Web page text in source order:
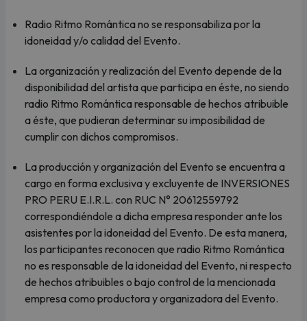
Radio Ritmo Romántica no se responsabiliza por la
idoneidad y/o calidad del Evento.
La organización y realización del Evento depende de la
disponibilidad del artista que participa en éste, no siendo
radio Ritmo Romántica responsable de hechos atribuible
a éste, que pudieran determinar su imposibilidad de
cumplir con dichos compromisos.
La producción y organización del Evento se encuentra a
cargo en forma exclusiva y excluyente de INVERSIONES
PRO PERU E.I.R.L. con RUC N° 20612559792
correspondiéndole a dicha empresa responder ante los
asistentes por la idoneidad del Evento. De esta manera,
los participantes reconocen que radio Ritmo Romántica
no es responsable de la idoneidad del Evento, ni respecto
de hechos atribuibles o bajo control de la mencionada
empresa como productora y organizadora del Evento.